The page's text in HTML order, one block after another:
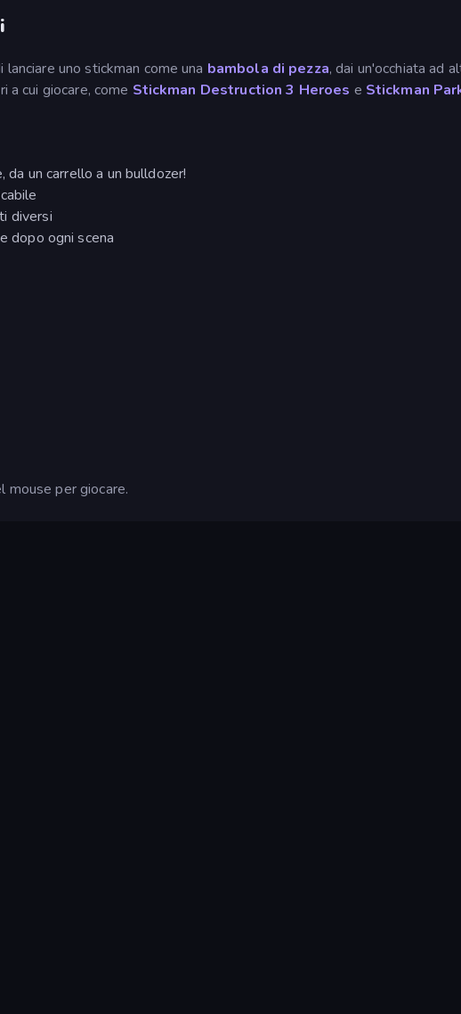
uno stickman come una bambola di pezza, dai un'occhiata ad
a cui giocare, come Stickman Destruction 3 Heroes e Stickman
da un carrello a un bulldozer!
diversi
dopo ogni scena
mouse per giocare.